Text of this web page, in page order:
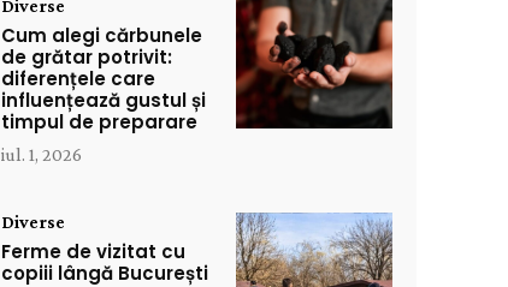
Diverse
Cum alegi cărbunele
de grătar potrivit:
diferențele care
influențează gustul și
timpul de preparare
iul. 1, 2026
Diverse
Ferme de vizitat cu
copiii lângă București